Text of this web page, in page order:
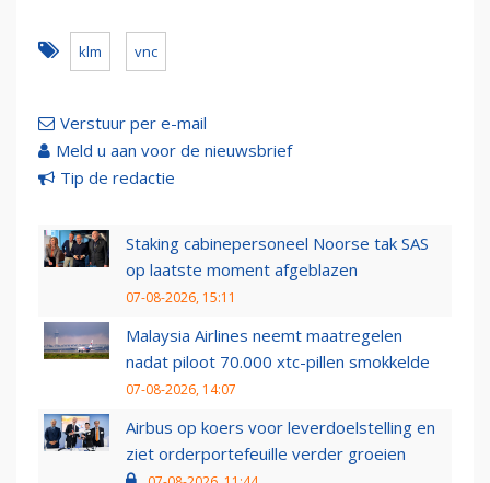
klm vnc
Verstuur per e-mail
Meld u aan voor de nieuwsbrief
Tip de redactie
Staking cabinepersoneel Noorse tak SAS
op laatste moment afgeblazen
07-08-2026, 15:11
Malaysia Airlines neemt maatregelen
nadat piloot 70.000 xtc-pillen smokkelde
07-08-2026, 14:07
Airbus op koers voor leverdoelstelling en
ziet orderportefeuille verder groeien